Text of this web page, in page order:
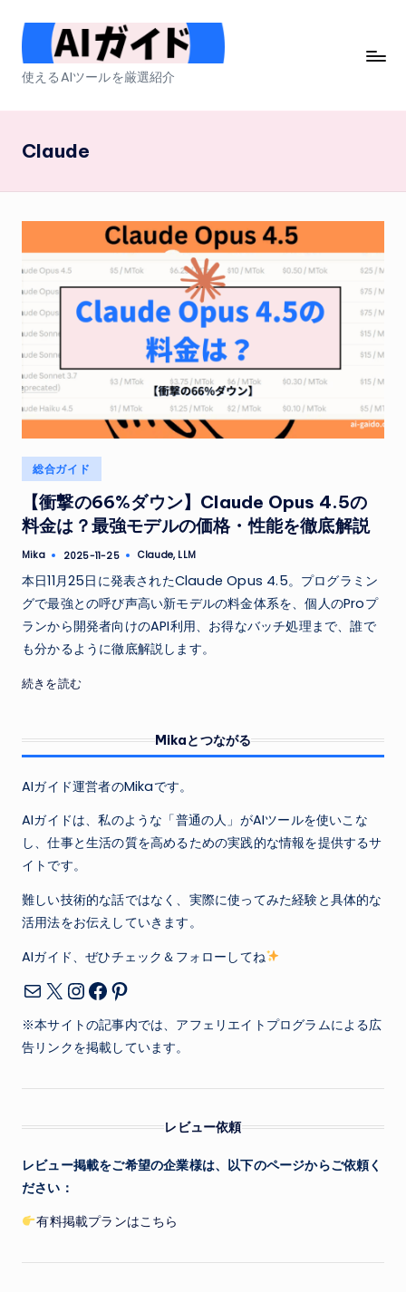
Skip
content
A
イ
ド
使えるAIツールを厳選紹介
Claude
Posted
in
総合ガイド
【衝撃の66%ダウン】Claude Opus 4.5の
料金は？最強モデルの価格・性能を徹底解説
Posted
Mika 2025-11-25
Tags: Claude, LLM
本日11月25日に発表されたClaude Opus 4.5。プログラミン
グで最強との呼び声高い新モデルの料金体系を、個人のProプ
ランから開発者向けのAPI利用、お得なバッチ処理まで、誰で
も分かるように徹底解説します。
続きを読む
Mikaとつながる
AIガイド運営者のMikaです。
AIガイドは、私のような「普通の人」がAIツールを使いこな
し、仕事と生活の質を高めるための実践的な情報を提供するサ
イトです。
難しい技術的な話ではなく、実際に使ってみた経験と具体的な
活用法をお伝えしていきます。
AIガイド、ぜひチェック＆フォローしてね
メールX Instagram
Facebook
Pinterest
※本サイトの記事内では、アフェリエイトプログラムによる広
告リンクを掲載しています。
レビュー依頼
レビュー掲載をご希望の企業様は、以下のページからご依頼く
ださい：
有料掲載プランはこちら